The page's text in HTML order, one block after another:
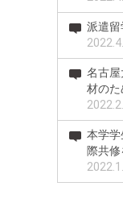
派遣
名古
材の
本学
際共